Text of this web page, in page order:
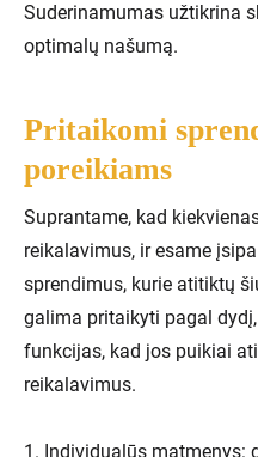
Suderinamumas užtikrina
optimalų našumą.
Pritaikomi
poreikiams
Suprantame, kad
reikalavimus, ir esame
sprendimus, kurie atitiktų
galima pritaikyti pagal
funkcijas, kad jos puikiai
reikalavimus.
1. Individualūs matmenys: